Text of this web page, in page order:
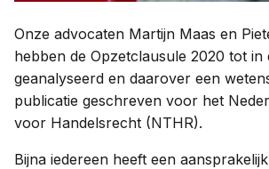
Onze advocaten Martijn Maas en
hebben de Opzetclausule 2020 tot in
geanalyseerd en daarover een
publicatie geschreven voor het
voor Handelsrecht (NTHR).
Bijna iedereen heeft een